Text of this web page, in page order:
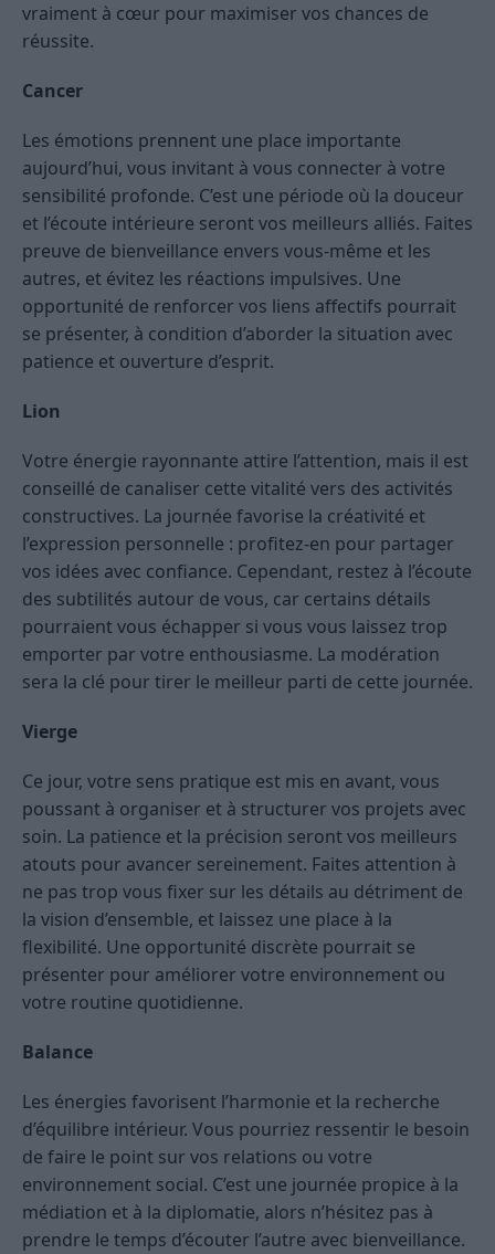
vraiment à cœur pour maximiser vos chances de
réussite.
Cancer
Les émotions prennent une place importante
aujourd’hui, vous invitant à vous connecter à votre
sensibilité profonde. C’est une période où la douceur
et l’écoute intérieure seront vos meilleurs alliés. Faites
preuve de bienveillance envers vous-même et les
autres, et évitez les réactions impulsives. Une
opportunité de renforcer vos liens affectifs pourrait
se présenter, à condition d’aborder la situation avec
patience et ouverture d’esprit.
Lion
Votre énergie rayonnante attire l’attention, mais il est
conseillé de canaliser cette vitalité vers des activités
constructives. La journée favorise la créativité et
l’expression personnelle : profitez-en pour partager
vos idées avec confiance. Cependant, restez à l’écoute
des subtilités autour de vous, car certains détails
pourraient vous échapper si vous vous laissez trop
emporter par votre enthousiasme. La modération
sera la clé pour tirer le meilleur parti de cette journée.
Vierge
Ce jour, votre sens pratique est mis en avant, vous
poussant à organiser et à structurer vos projets avec
soin. La patience et la précision seront vos meilleurs
atouts pour avancer sereinement. Faites attention à
ne pas trop vous fixer sur les détails au détriment de
la vision d’ensemble, et laissez une place à la
flexibilité. Une opportunité discrète pourrait se
présenter pour améliorer votre environnement ou
votre routine quotidienne.
Balance
Les énergies favorisent l’harmonie et la recherche
d’équilibre intérieur. Vous pourriez ressentir le besoin
de faire le point sur vos relations ou votre
environnement social. C’est une journée propice à la
médiation et à la diplomatie, alors n’hésitez pas à
prendre le temps d’écouter l’autre avec bienveillance.